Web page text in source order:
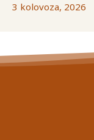
3 kolovoza, 2026